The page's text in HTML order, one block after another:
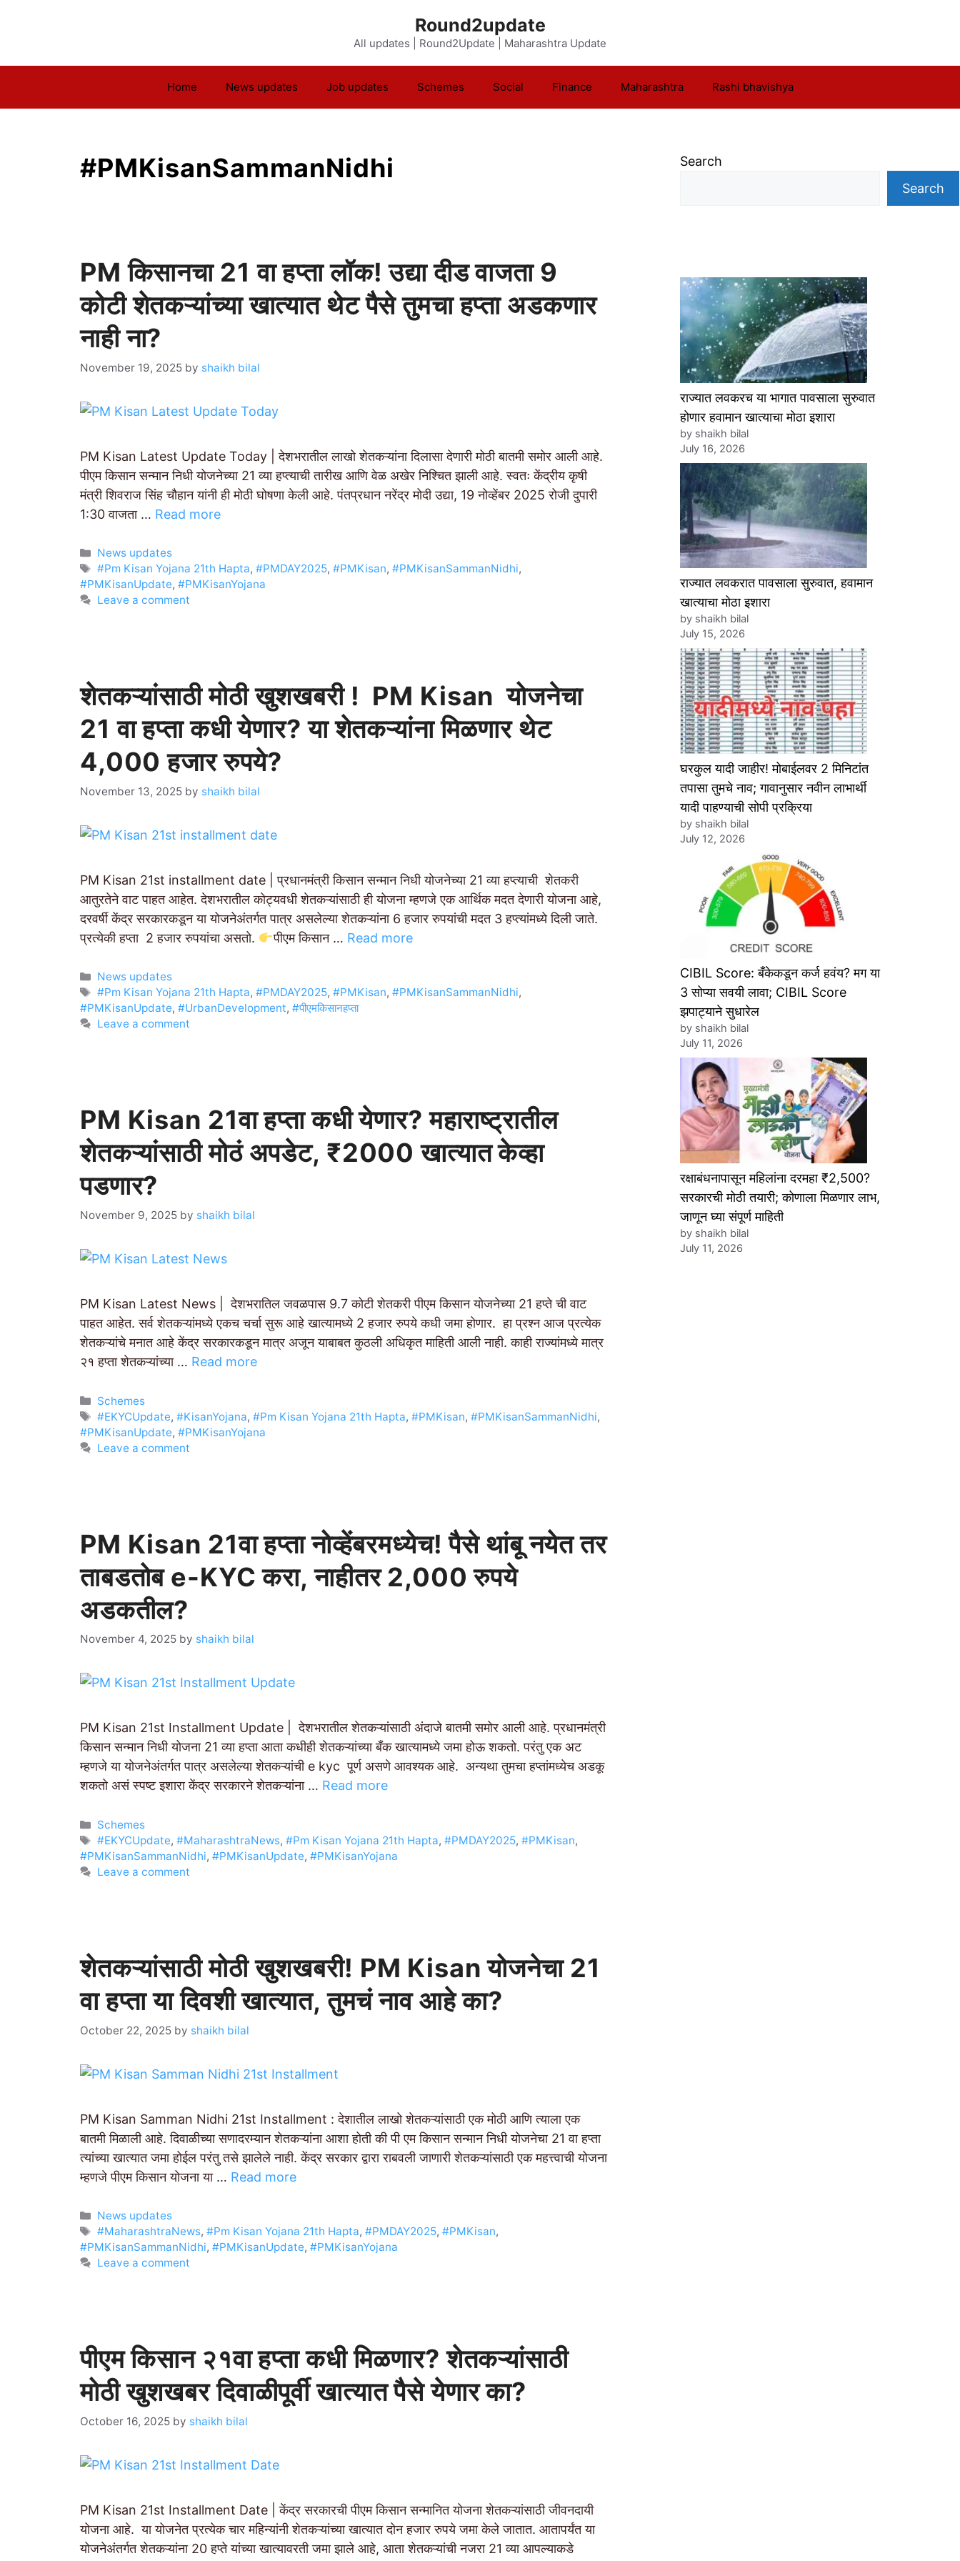
Round2update
All updates | Round2Update | Maharashtra Update
Home News updates Job updates Schemes Social Finance Maharashtra Rashi bhavishya
#PMKisanSammanNidhi
PM किसानचा 21 वा हप्ता लॉक! उद्या दीड वाजता 9
कोटी शेतकऱ्यांच्या खात्यात थेट पैसे तुमचा हप्ता अडकणार
नाही ना?
November 19, 2025 by shaikh bilal
PM Kisan Latest Update Today | देशभरातील लाखो शेतकऱ्यांना दिलासा देणारी मोठी बातमी समोर आली आहे.
पीएम किसान सन्मान निधी योजनेच्या 21 व्या हप्त्याची तारीख आणि वेळ अखेर निश्चित झाली आहे. स्वतः केंद्रीय कृषी
मंत्री शिवराज सिंह चौहान यांनी ही मोठी घोषणा केली आहे. पंतप्रधान नरेंद्र मोदी उद्या, 19 नोव्हेंबर 2025 रोजी दुपारी
1:30 वाजता … Read more
Categories
News updates
Tags
#Pm Kisan Yojana 21th Hapta,#PMDAY2025,#PMKisan,#PMKisanSammanNidhi,
#PMKisanUpdate, #PMKisanYojana
Leave a comment
शेतकऱ्यांसाठी मोठी खुशखबरी ! PM Kisan योजनेचा
21 वा हप्ता कधी येणार? या शेतकऱ्यांना मिळणार थेट
4,000 हजार रुपये?
November 13, 2025 by shaikh bilal
PM Kisan 21st installment date | प्रधानमंत्री किसान सन्मान निधी योजनेच्या 21 व्या हप्त्याची शेतकरी
आतुरतेने वाट पाहत आहेत. देशभरातील कोट्यवधी शेतकऱ्यांसाठी ही योजना म्हणजे एक आर्थिक मदत देणारी योजना आहे,
दरवर्षी केंद्र सरकारकडून या योजनेअंतर्गत पात्र असलेल्या शेतकऱ्यांना 6 हजार रुपयांची मदत 3 हप्त्यांमध्ये दिली जाते.
प्रत्येकी हप्ता 2 हजार रुपयांचा असतो.
पीएम किसान … Read more
Categories
News updates
Tags
#Pm Kisan Yojana 21th Hapta,#PMDAY2025,#PMKisan,#PMKisanSammanNidhi,
#PMKisanUpdate, #UrbanDevelopment, #पीएमकिसानहप्ता
Leave a comment
PM Kisan 21वा हप्ता कधी येणार? महाराष्ट्रातील
शेतकऱ्यांसाठी मोठं अपडेट, ₹2000 खात्यात केव्हा
पडणार?
November 9, 2025 by shaikh bilal
PM Kisan Latest News | देशभरातिल जवळपास 9.7 कोटी शेतकरी पीएम किसान योजनेच्या 21 हप्ते ची वाट
पाहत आहेत. सर्व शेतकऱ्यांमध्ये एकच चर्चा सुरू आहे खात्यामध्ये 2 हजार रुपये कधी जमा होणार. हा प्रश्न आज प्रत्येक
शेतकऱ्यांचे मनात आहे केंद्र सरकारकडून मात्र अजून याबाबत कुठली अधिकृत माहिती आली नाही. काही राज्यांमध्ये मात्र
२१ हप्ता शेतकऱ्यांच्या … Read more
Categories
Schemes
Tags
#EKYCUpdate,#KisanYojana,#Pm Kisan Yojana 21th Hapta,#PMKisan,#PMKisanSammanNidhi,
#PMKisanUpdate, #PMKisanYojana
Leave a comment
PM Kisan 21वा हप्ता नोव्हेंबरमध्येच! पैसे थांबू नयेत तर
ताबडतोब e-KYC करा, नाहीतर 2,000 रुपये
अडकतील?
November 4, 2025 by shaikh bilal
PM Kisan 21st Installment Update | देशभरातील शेतकऱ्यांसाठी अंदाजे बातमी समोर आली आहे. प्रधानमंत्री
किसान सन्मान निधी योजना 21 व्या हप्ता आता कधीही शेतकऱ्यांच्या बँक खात्यामध्ये जमा होऊ शकतो. परंतु एक अट
म्हणजे या योजनेअंतर्गत पात्र असलेल्या शेतकऱ्यांची e kyc पूर्ण असणे आवश्यक आहे. अन्यथा तुमचा हप्तांमध्येच अडकू
शकतो असं स्पष्ट इशारा केंद्र सरकारने शेतकऱ्यांना … Read more
Categories
Schemes
Tags
#EKYCUpdate,#MaharashtraNews,#Pm Kisan Yojana 21th Hapta,#PMDAY2025,#PMKisan,
#PMKisanSammanNidhi, #PMKisanUpdate, #PMKisanYojana
Leave a comment
शेतकऱ्यांसाठी मोठी खुशखबरी! PM Kisan योजनेचा 21
वा हप्ता या दिवशी खात्यात, तुमचं नाव आहे का?
October 22, 2025 by shaikh bilal
PM Kisan Samman Nidhi 21st Installment : देशातील लाखो शेतकऱ्यांसाठी एक मोठी आणि त्याला एक
बातमी मिळाली आहे. दिवाळीच्या सणादरम्यान शेतकऱ्यांना आशा होती की पी एम किसान सन्मान निधी योजनेचा 21 वा हप्ता
त्यांच्या खात्यात जमा होईल परंतु तसे झालेले नाही. केंद्र सरकार द्वारा राबवली जाणारी शेतकऱ्यांसाठी एक महत्त्वाची योजना
म्हणजे पीएम किसान योजना या … Read more
Categories
News updates
Tags
#MaharashtraNews,#Pm Kisan Yojana 21th Hapta,#PMDAY2025,#PMKisan,
#PMKisanSammanNidhi, #PMKisanUpdate, #PMKisanYojana
Leave a comment
पीएम किसान २१वा हप्ता कधी मिळणार? शेतकऱ्यांसाठी
मोठी खुशखबर दिवाळीपूर्वी खात्यात पैसे येणार का?
October 16, 2025 by shaikh bilal
PM Kisan 21st Installment Date | केंद्र सरकारची पीएम किसान सन्मानित योजना शेतकऱ्यांसाठी जीवनदायी
योजना आहे. या योजनेत प्रत्येक चार महिन्यांनी शेतकऱ्यांच्या खात्यात दोन हजार रुपये जमा केले जातात. आतापर्यंत या
योजनेअंतर्गत शेतकऱ्यांना 20 हप्ते यांच्या खात्यावरती जमा झाले आहे, आता शेतकऱ्यांची नजरा 21 व्या आपल्याकडे
Search
Search
राज्यात लवकरच या भागात पावसाला सुरुवात
होणार हवामान खात्याचा मोठा इशारा
by shaikh bilal
July 16, 2026
राज्यात लवकरात पावसाला सुरुवात, हवामान
खात्याचा मोठा इशारा
by shaikh bilal
July 15, 2026
घरकुल यादी जाहीर! मोबाईलवर 2 मिनिटांत
तपासा तुमचे नाव; गावानुसार नवीन लाभार्थी
यादी पाहण्याची सोपी प्रक्रिया
by shaikh bilal
July 12, 2026
CIBIL Score: बँकेकडून कर्ज हवंय? मग या
3 सोप्या सवयी लावा; CIBIL Score
झपाट्याने सुधारेल
by shaikh bilal
July 11, 2026
रक्षाबंधनापासून महिलांना दरमहा ₹2,500?
सरकारची मोठी तयारी; कोणाला मिळणार लाभ,
जाणून घ्या संपूर्ण माहिती
by shaikh bilal
July 11, 2026